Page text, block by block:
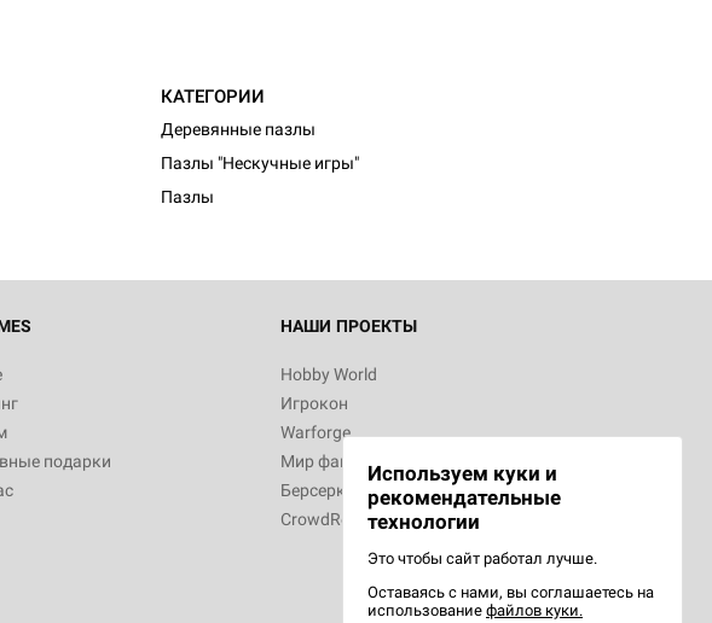
КАТЕГОРИИ
Деревянные пазлы
Пазлы "Нескучные игры"
Пазлы
подарки
НАШИ ПРОЕКТЫ
Hobby World
Игрокон
Warforge
Мир фантастики
Берсерк
CrowdRepublic
Используем куки и
рекомендательные
технологии
Это чтобы сайт работал лучше.
Оставаясь с нами, вы соглашаетесь на
использование файлов куки.